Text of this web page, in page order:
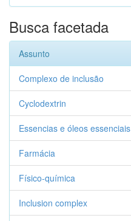
Busca facetada
Assunto
Complexo de inclusão
Cyclodextrin
Essencias e óleos essenciais
Farmácia
Físico-química
Inclusion complex